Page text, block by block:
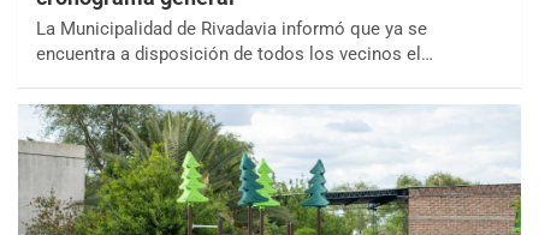
La Municipalidad de Rivadavia informó que ya se
encuentra a disposición de todos los vecinos el…